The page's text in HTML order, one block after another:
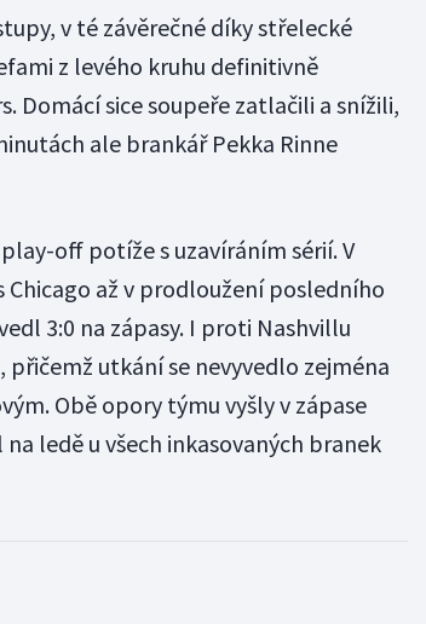
v té závěrečné díky střelecké
z levého kruhu definitivně
Domácí sice soupeře zatlačili a snížili,
ale brankář Pekka Rinne
off potíže s uzavíráním sérií. V
až v prodloužení posledního
3:0 na zápasy. I proti Nashvillu
utkání se nevyvedlo zejména
Obě opory týmu vyšly v zápase
ledě u všech inkasovaných branek